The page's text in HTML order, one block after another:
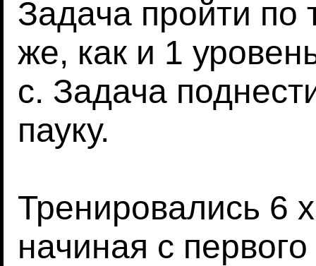
Задача пройти по
же, как и 1
с. Задача
пауку.
Тренировались 6
начиная с